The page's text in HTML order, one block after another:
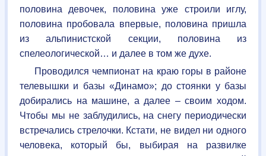
половина девочек, половина уже строили иглу,
половина пробовала впервые, половина пришла
из альпинистской секции, половина из
спелеологической… и далее в том же духе.
Проводился чемпионат на краю горы в районе
телевышки и базы «Динамо»; до стоянки у базы
добирались на машине, а далее – своим ходом.
Чтобы мы не заблудились, на снегу периодически
встречались стрелочки. Кстати, не видел ни одного
человека, который бы, выбирая на развилке